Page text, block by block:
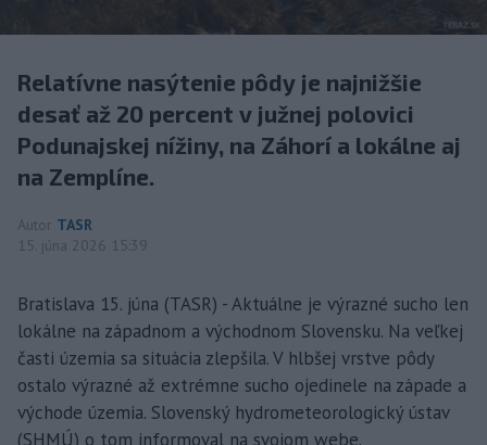
Relatívne nasýtenie pôdy je najnižšie
desať až 20 percent v južnej polovici
Podunajskej nížiny, na Záhorí a lokálne aj
na Zemplíne.
Autor TASR
15. júna 2026 15:39
Bratislava 15. júna (TASR) - Aktuálne je výrazné sucho len
lokálne na západnom a východnom Slovensku. Na veľkej
časti územia sa situácia zlepšila. V hlbšej vrstve pôdy
ostalo výrazné až extrémne sucho ojedinele na západe a
východe územia. Slovenský hydrometeorologický ústav
(SHMÚ) o tom informoval na svojom webe.